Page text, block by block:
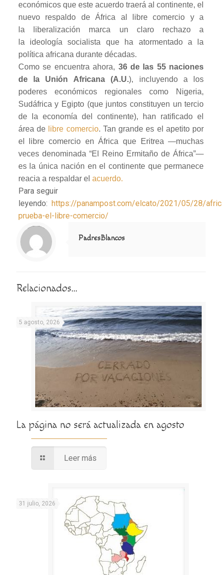
económicos que este acuerdo traerá al continente, el
nuevo respaldo de África al libre comercio y a
la liberalización marca un claro rechazo a
la ideología socialista que ha atormentado a la
política africana durante décadas.
Como se encuentra ahora, 36 de las 55 naciones
de la Unión Africana (A.U.), incluyendo a los
poderes económicos regionales como Nigeria,
Sudáfrica y Egipto (que juntos constituyen un tercio
de la economía del continente), han ratificado el
área de libre comercio. Tan grande es el apetito por
el libre comercio en África que Eritrea —muchas
veces denominada “El Reino Ermitaño de África”—
es la única nación en el continente que permanece
reacia a respaldar el acuerdo.
Para seguir
leyendo: https://panampost.com/elcato/2021/05/28/
prueba-el-libre-comercio/
Notice
: Trying to access array offset on value of type null in
/home/misioner/public_html/padresblancos/themes/betheme/includes/content-single.php
on line
286
PadresBlancos
Relacionados...
5 agosto, 2026
La página no será actualizada en agosto
Leer más
31 julio, 2026